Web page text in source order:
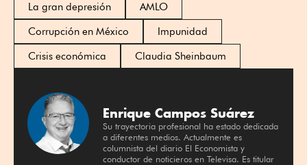
La gran depresión
AMLO
Corrupción en México
Impunidad
Crisis económica
Claudia Sheinbaum
Enrique Campos Suárez
Su trayectoria profesional ha estado dedicada
a diferentes medios. Actualmente es
columnista del diario El Economista y
conductor de noticieros en Televisa. Es titular